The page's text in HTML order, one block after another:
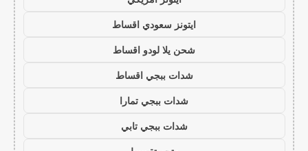
ايتونز سعودي اقساط
شحن يلا لودو اقساط
شدات ببجي اقساط
شدات ببجي تمارا
شدات ببجي تابي